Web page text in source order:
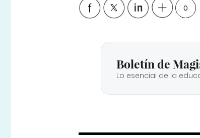
0
Boletín de
Lo esencial de la